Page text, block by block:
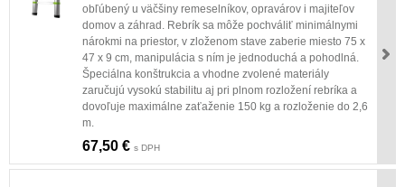
obľúbený u väčšiny remeselníkov, opravárov i majiteľov
domov a záhrad. Rebrík sa môže pochváliť minimálnymi
nárokmi na priestor, v zloženom stave zaberie miesto 75 x
47 x 9 cm, manipulácia s ním je jednoduchá a pohodlná.
Špeciálna konštrukcia a vhodne zvolené materiály
zaručujú vysokú stabilitu aj pri plnom rozložení rebríka a
dovoľuje maximálne zaťaženie 150 kg a rozloženie do 2,6
m.
67,50 € s DPH